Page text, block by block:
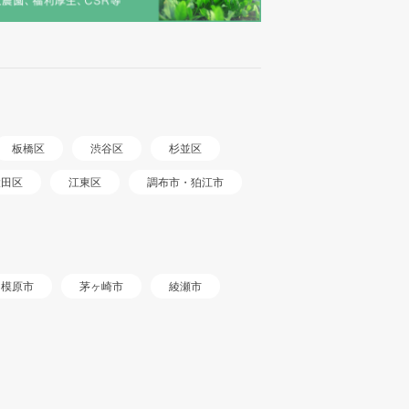
板橋区 渋谷区 杉並区
区 江東区 調布市・狛江市
原市 茅ヶ崎市 綾瀬市